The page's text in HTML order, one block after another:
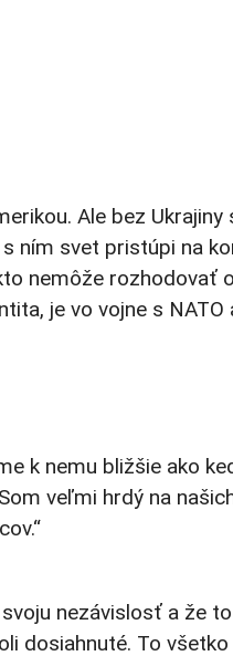
Ale bez
ním svet pristúpi na
nemôže
je vo vojne s
k nemu bližšie ako
veľmi hrdý na
nezávislosť a že
dosiahnuté. To